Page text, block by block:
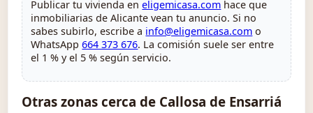
Publicar tu vivienda eneligemicasa.com hace que
inmobiliarias de Alicante vean tu anuncio. Si no
sabes subirlo, escribe a info@eligemicasa.com o
WhatsApp664 373 676. La comisión suele ser entre
el 1 % y el 5 % según servicio.
Otras zonas cerca de Callosa de Ensarriá